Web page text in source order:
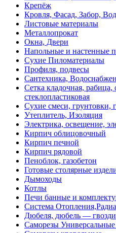
Крепёж
Кровля, Фасад, Забор,
Листовые материалы
Металлопрокат
Окна, Двери
Напольные и настенные
Сухие Пиломатериалы
Профиля, подвесы
Сантехника,
Сетка кладочная, рабица,
стеклопластиковая
Сухие смеси, грунтовки,
Утеплитель, Изоляция
Электрика, освещение,
Кирпич облицовочный
Кирпич печной
Кирпич рядовой
Пеноблок, газобетон
Готовые столярные
Дымоходы
Котлы
Печи банные и
Система
Дюбеля, дюбель — гвозди
Саморезы